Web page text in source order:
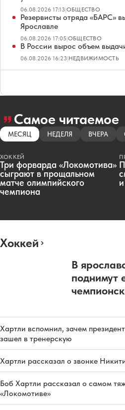
06.08.2026 17:13|ОБЩЕСТВО
Резервисты отряда «БАРС»
Ярославле
06.08.2026 17:05|ОБЩЕСТВО
В России вырос объем
06.08.2026 16:23|НЕДВИЖИМОСТЬ
Самое читаемое
МЕСЯЦ НЕДЕЛЯ ВЧЕРА
ХОККЕЙ
Три форварда «Локомотива»
сыграют в прощальном
матче олимпийского
чемпиона
Хоккей
В
поднимут
Хартли вспомнил, зачем
зашел в тренерскую
Хартли рассказал о звонке
Боб Хартли рассказал о самом
«Локомотиве»